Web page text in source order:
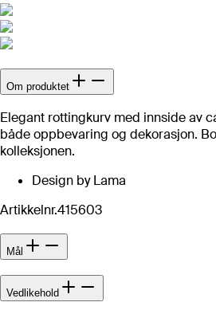
Om produktet
Elegant rottingkurv med innside av
både oppbevaring og dekorasjon.
kolleksjonen.
Design by Lama
Artikkelnr.415603
Mål
Vedlikehold